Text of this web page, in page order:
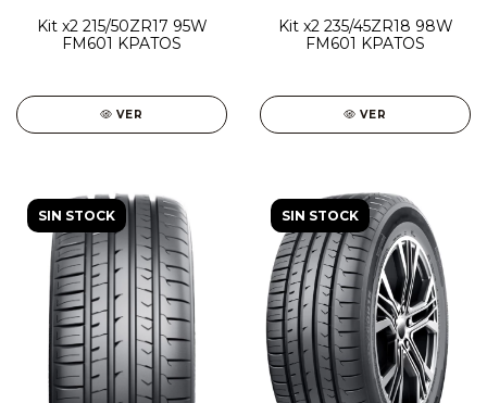
Kit x2 215/50ZR17 95W
FM601 KPATOS
VER
Kit x2 235/45ZR18 98W
FM601 KPATOS
VER
SIN STOCK SIN STOCK